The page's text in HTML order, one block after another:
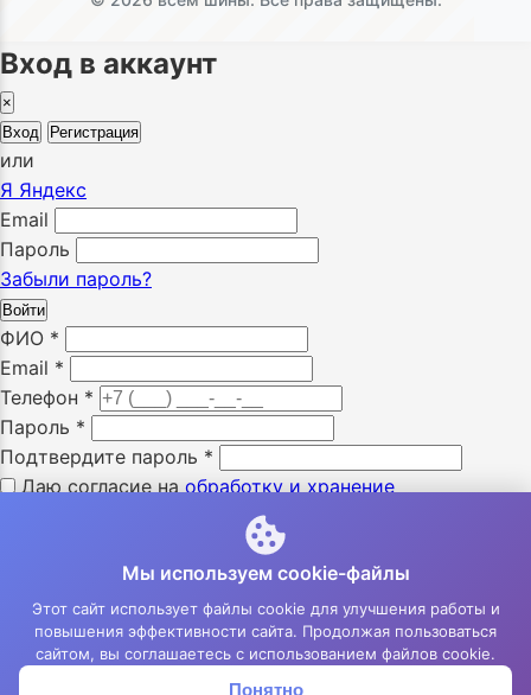
Вход в аккаунт
×
Вход
Регистрация
или
Я Яндекс
Email
Пароль
Забыли пароль?
Войти
ФИО *
Email *
Телефон *
Пароль *
Подтвердите пароль *
Даю согласие наобработку и хранение
политикой конфиденциальности
Я даю согласие на получение SMS уведомлений *
Я даю согласие на получение e-mail уведомлений *
Зарегистрироваться
Мы используем cookie-файлы
Этот сайт использует файлы cookie для улучшения работы и
повышения эффективности сайта. Продолжая пользоваться
сайтом, вы соглашаетесь с использованием файлов cookie.
Понятно